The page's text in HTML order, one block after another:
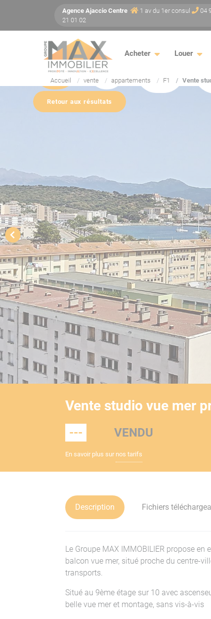
Agence Ajaccio Centre 1 av du 1er consul
04
21 01 02
Acheter Louer
Accueil vente appartements F1 Vente
Retour aux résultats
Photos Vidéo Vue 360
Vente studio vue mer
--- VENDU
En savoir plus sur nos tarifs
Description Fichiers
Le Groupe MAX IMMOBILIER propose
balcon vue mer, situé proche du centre-
transports.
Situé au 9ème étage sur 10 avec
belle vue mer et montage, sans vis-à-vis
Panneau de gestion des cookies